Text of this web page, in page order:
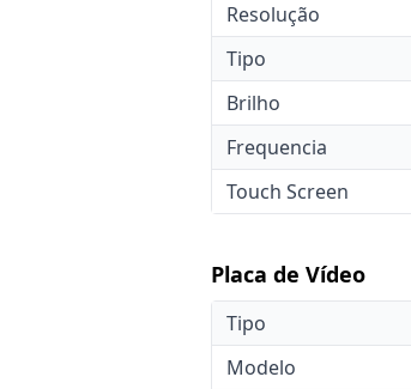
Resolução
Tipo
Brilho
Frequencia
Touch Screen
Placa de Vídeo
Tipo
Modelo